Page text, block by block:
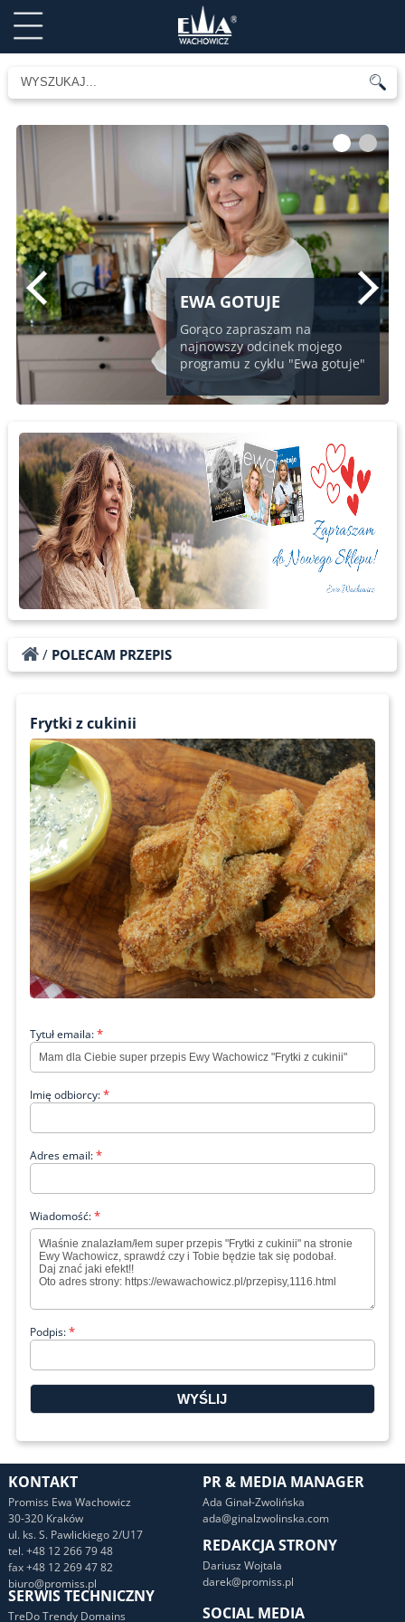
EWA GOTUJE
Gorąco zapraszam na
najnowszy odcinek mojego
programu z cyklu "Ewa gotuje"
1 2
/ POLECAM PRZEPIS
Frytki z cukinii
Tytuł emaila:*
Imię odbiorcy:*
Adres email:*
Wiadomość:*
Podpis:*
KONTAKT
Promiss Ewa Wachowicz
30-320 Kraków
ul. ks. S. Pawlickiego 2/U17
tel. +48 12 266 79 48
fax +48 12 269 47 82
biuro@promiss.pl
PR & MEDIA MANAGER
Ada Ginał-Zwolińska
ada@ginalzwolinska.com
REDAKCJA STRONY
Dariusz Wojtala
darek@promiss.pl
SOCIAL MEDIA
SERWIS TECHNICZNY
TreDo Trendy Domains